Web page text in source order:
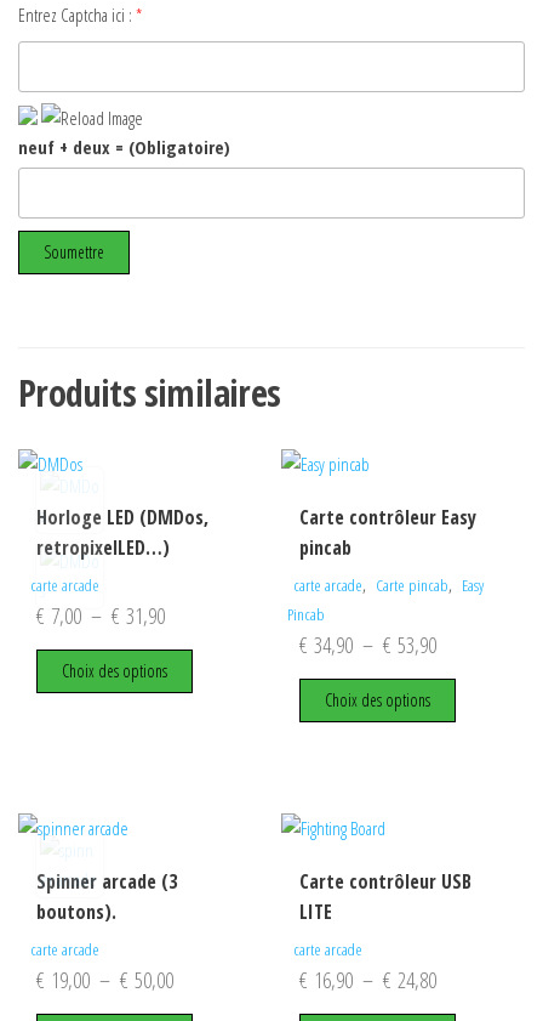
Entrez Captcha ici : *
neuf + deux = (Obligatoire)
Produits similaires
Horloge LED (DMDos,
retropixelLED…)
carte arcade
€ 7,00 – € 31,90Plage
de
prix :
Choix des options
Carte contrôleur Easy
pincab
carte arcade, Carte pincab, Easy
Pincab
€ 34,90 – € 53,90Plage
de
Choix des options
Spinner arcade (3
boutons).
carte arcade
€ 19,00 – € 50,00Plage
de
Carte contrôleur USB
LITE
carte arcade
€ 16,90 – € 24,80Plage
de